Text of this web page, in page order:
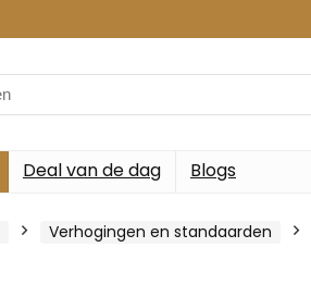
Deal van de dag Blogs
Verhogingen en standaarden